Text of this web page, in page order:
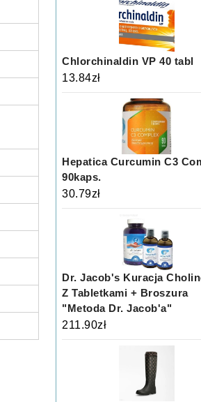
Chlorchinaldin VP 40 tabl
13.84zł
Hepatica Curcumin C3
90kaps.
30.79zł
Dr. Jacob's Kuracja
Z Tabletkami + Broszura
"Metoda Dr. Jacob'a"
211.90zł